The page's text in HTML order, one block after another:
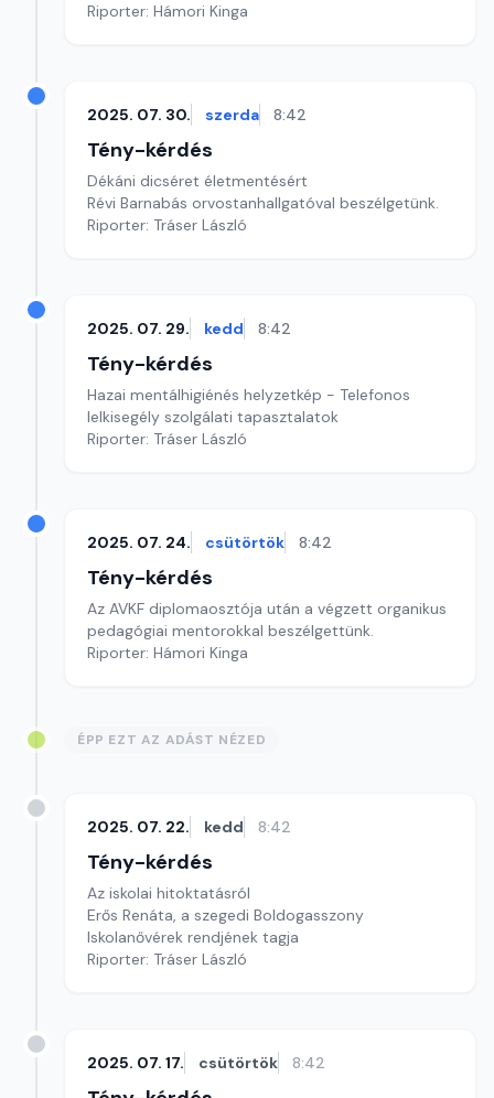
Riporter: Hámori Kinga
2025. 07. 30. szerda 8:42
Tény-kérdés
Dékáni dicséret életmentésért
Révi Barnabás orvostanhallgatóval beszélgetünk.
Riporter: Tráser László
2025. 07. 29. kedd 8:42
Tény-kérdés
Hazai mentálhigiénés helyzetkép - Telefonos
lelkisegély szolgálati tapasztalatok
Riporter: Tráser László
2025. 07. 24. csütörtök 8:42
Tény-kérdés
Az AVKF diplomaosztója után a végzett organikus
pedagógiai mentorokkal beszélgettünk.
Riporter: Hámori Kinga
ÉPP EZT AZ ADÁST NÉZED
2025. 07. 22. kedd 8:42
Tény-kérdés
Az iskolai hitoktatásról
Erős Renáta, a szegedi Boldogasszony
Iskolanővérek rendjének tagja
Riporter: Tráser László
2025. 07. 17. csütörtök 8:42